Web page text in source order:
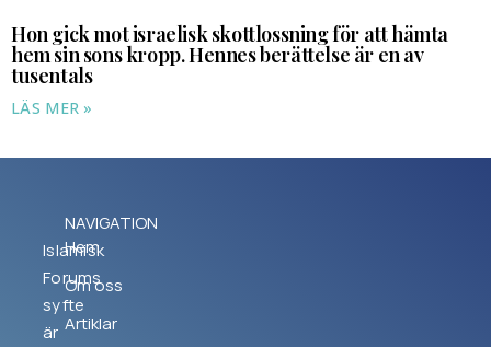
Hon gick mot israelisk skottlossning för att hämta
hem sin sons kropp. Hennes berättelse är en av
tusentals
LÄS MER »
Islamisk
Forums
syfte
är
NAVIGATION
Hem
Om oss
Artiklar